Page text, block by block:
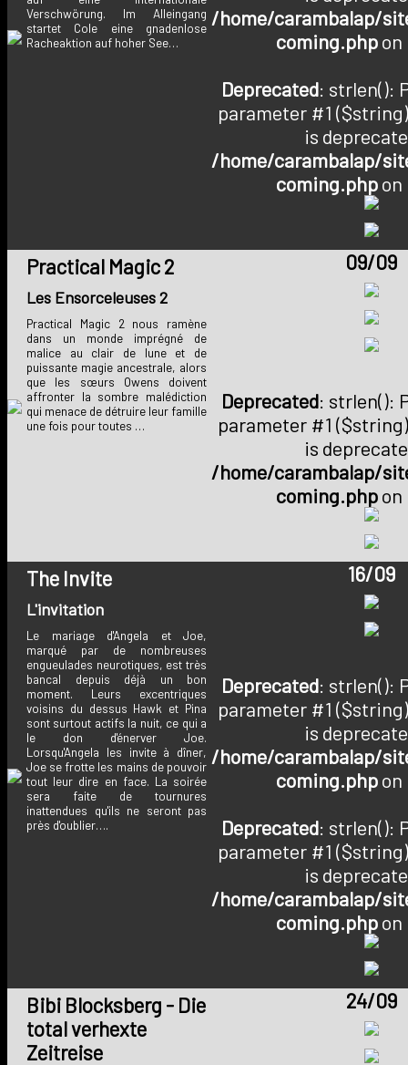
Verschwörung. Im Alleingang
startet Cole eine gnadenlose
Racheaktion auf hoher See…
/home/carambalap/
coming.phpon
Deprecated: strlen():
parameter #1
is
/home/carambalap/
coming.php
Practical Magic 2
Les Ensorceleuses 2
Practical Magic 2 nous ramène
dans un monde imprégné de
malice au clair de lune et de
puissante magie ancestrale, alors
que les sœurs Owens doivent
affronter la sombre malédiction
qui menace de détruire leur famille
une fois pour toutes …
09/09
Deprecated: strlen():
parameter #1
is
/home/carambalap/
coming.php
The Invite
L'invitation
Le mariage d'Angela et Joe,
marqué par de nombreuses
engueulades neurotiques, est très
bancal depuis déjà un bon
moment. Leurs excentriques
voisins du dessus Hawk et Pina
sont surtout actifs la nuit, ce qui a
le don d'énerver Joe.
Lorsqu'Angela les invite à dîner,
Joe se frotte les mains de pouvoir
tout leur dire en face. La soirée
sera faite de tournures
inattendues qu'ils ne seront pas
près d'oublier….
16/09
Deprecated: strlen():
parameter #1
is
/home/carambalap/
coming.phpon
Deprecated: strlen():
parameter #1
is
/home/carambalap/
coming.php
Bibi Blocksberg - Die
total verhexte
Zeitreise
24/09